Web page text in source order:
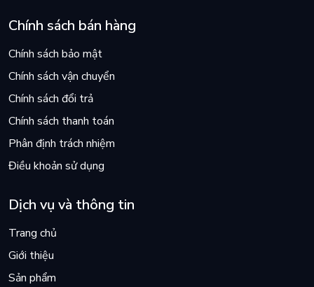
Chính sách bán hàng
Chính sách bảo mật
Chính sách vận chuyển
Chính sách đổi trả
Chính sách thanh toán
Phân định trách nhiệm
Điều khoản sử dụng
Dịch vụ và thông tin
Trang chủ
Giới thiệu
Sản phẩm